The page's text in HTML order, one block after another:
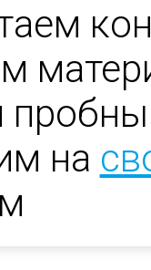
на